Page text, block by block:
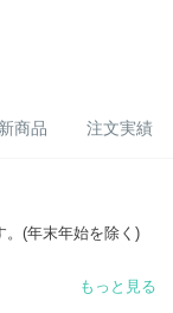
商品 注文実績
。(年末年始を除く)
もっと見る